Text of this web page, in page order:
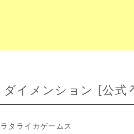
ダイメンション [公式
ラタライカゲームス